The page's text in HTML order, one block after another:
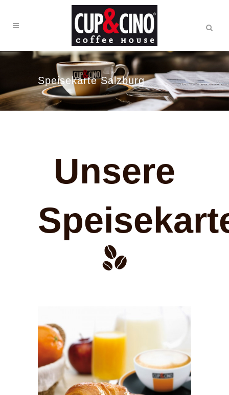
Speisekarte Salzburg
Unsere